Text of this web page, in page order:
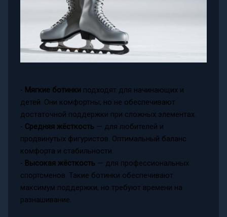
- Мягкие ботинкиподходят для начинающих и
детей. Они комфортны, но не обеспечивают
достаточной поддержки при сложных элементах.
- Средняя жёсткость— для любителей и
продвинутых фигуристов. Оптимальный баланс
комфорта и стабильности.
- Высокая жёсткость— для профессиональных
спортсменов. Такие ботинки обеспечивают
максимум поддержки, но требуют времени на
разнашивание.